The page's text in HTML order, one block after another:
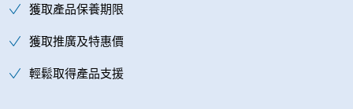
獲取產品保養期限
獲取推廣及特惠價
輕鬆取得產品支援